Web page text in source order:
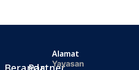
Alamat
Yayasan